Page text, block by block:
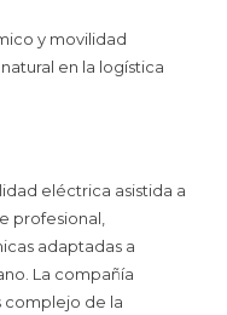
y movilidad
en la logística
eléctrica asistida a
profesional,
adaptadas a
La compañía
complejo de la